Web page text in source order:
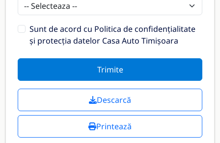
Sunt de acord cu Politica de confidențialitate
și protecția datelor Casa Auto Timișoara
Trimite
Descarcă
Printează